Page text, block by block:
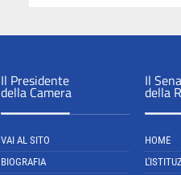
Il Presidente
della Camera
VAI AL SITO
BIOGRAFIA
Il
della
HOME